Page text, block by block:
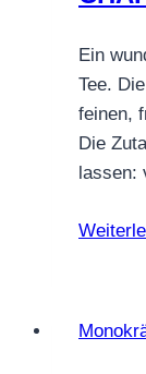
Ein
Tee.
feinen,
Die
lassen: